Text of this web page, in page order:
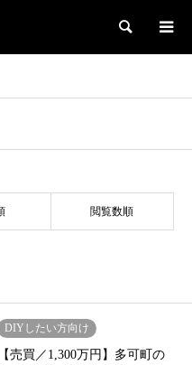
検索
閲覧数順
DIYしたい方向け
【売買／1,300万円】多可町の